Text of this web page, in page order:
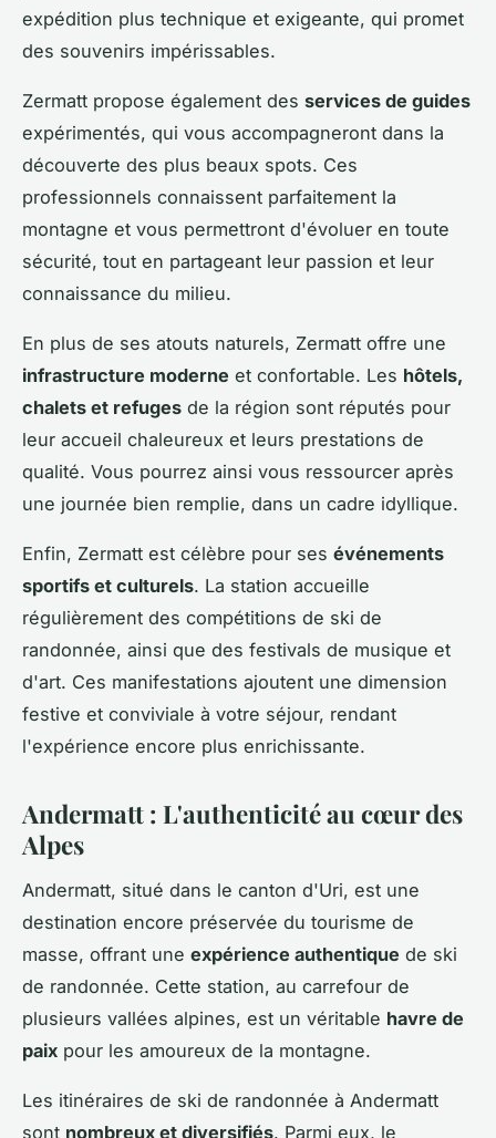
expédition plus technique et exigeante, qui promet
des souvenirs impérissables.
Zermatt propose également des services de guides
expérimentés, qui vous accompagneront dans la
découverte des plus beaux spots. Ces
professionnels connaissent parfaitement la
montagne et vous permettront d'évoluer en toute
sécurité, tout en partageant leur passion et leur
connaissance du milieu.
En plus de ses atouts naturels, Zermatt offre une
infrastructure moderne et confortable. Les hôtels,
chalets et refuges de la région sont réputés pour
leur accueil chaleureux et leurs prestations de
qualité. Vous pourrez ainsi vous ressourcer après
une journée bien remplie, dans un cadre idyllique.
Enfin, Zermatt est célèbre pour ses événements
sportifs et culturels. La station accueille
régulièrement des compétitions de ski de
randonnée, ainsi que des festivals de musique et
d'art. Ces manifestations ajoutent une dimension
festive et conviviale à votre séjour, rendant
l'expérience encore plus enrichissante.
Andermatt : L'authenticité au cœur des
Alpes
Andermatt, situé dans le canton d'Uri, est une
destination encore préservée du tourisme de
masse, offrant une expérience authentique de ski
de randonnée. Cette station, au carrefour de
plusieurs vallées alpines, est un véritable havre de
paix pour les amoureux de la montagne.
Les itinéraires de ski de randonnée à Andermatt
sont nombreux et diversifiés. Parmi eux, le